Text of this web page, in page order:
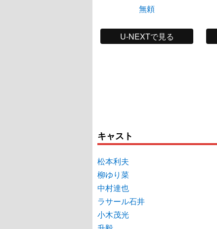
無頼
U-NEXTで見る
キャスト
松本利夫
柳ゆり菜
中村達也
ラサール石井
小木茂光